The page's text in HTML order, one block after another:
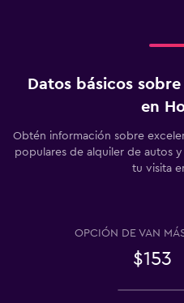
Datos básicos
en
Obtén información sobre
populares de alquiler de autos
tu visita
OPCIÓN DE VAN
$153